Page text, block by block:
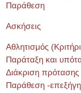
Παράθεση
Ασκήσεις
Αθλητισμός
Παράταξη και
Διάκριση
Παράθεση -